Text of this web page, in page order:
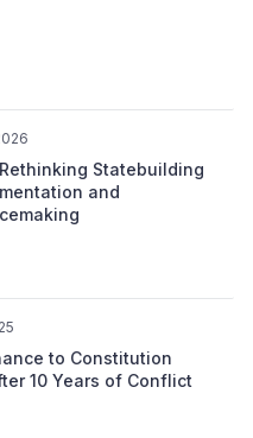
Statebuilding
and
to Constitution
10 Years of Conflict